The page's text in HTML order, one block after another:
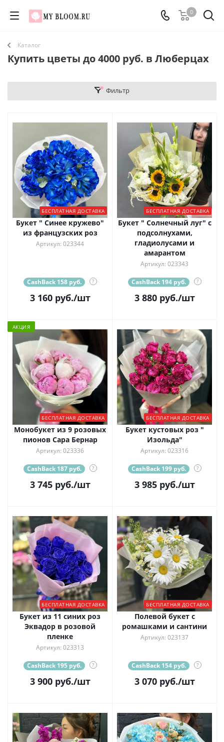
0
Каталог
Купить цветы до 4000 руб. в Люберцах
Фильтр
БЕСПЛАТНАЯ ДОСТАВКА
Букет " Синее кружево"
из французских роз
Артикул: 023344
CashBack 158 руб. ?
3 160руб./шт
БЕСПЛАТНАЯ ДОСТАВКА
Букет " Солнечный луг" с
подсолнухами,
гладиолусами и
амарантом
Артикул: 023343
CashBack 194 руб. ?
3 880руб./шт
АКЦИЯ
БЕСПЛАТНАЯ ДОСТАВКА
Монобукет из 9 розовых
пионов Сара Бернар
Артикул: 023336
CashBack 187 руб. ?
3 745руб./шт
БЕСПЛАТНАЯ ДОСТАВКА
Букет кустовых роз "
Изольда"
Артикул: 023316
CashBack 199 руб. ?
3 985руб./шт
БЕСПЛАТНАЯ ДОСТАВКА
Букет из 11 синих роз
Эквадор в розовой
пленке
Артикул: 023313
CashBack 195 руб. ?
3 900руб./шт
БЕСПЛАТНАЯ ДОСТАВКА
Полевой букет с
ромашками и сантини
Артикул: 023137
CashBack 154 руб. ?
3 070руб./шт